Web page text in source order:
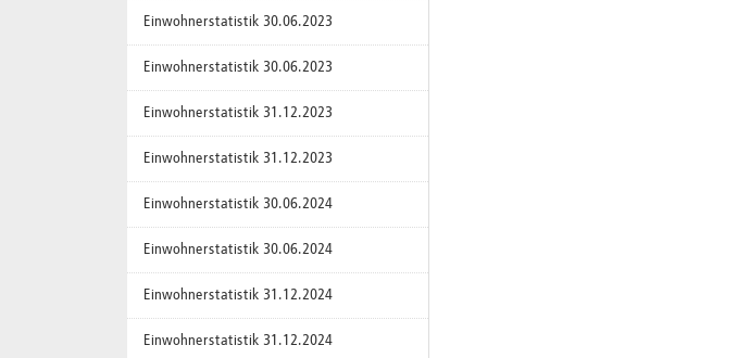
Einwohnerstatistik 30.06.2023
Einwohnerstatistik 30.06.2023
Einwohnerstatistik 31.12.2023
Einwohnerstatistik 31.12.2023
Einwohnerstatistik 30.06.2024
Einwohnerstatistik 30.06.2024
Einwohnerstatistik 31.12.2024
Einwohnerstatistik 31.12.2024